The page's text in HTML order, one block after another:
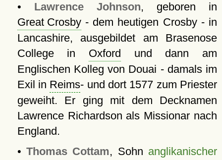
• Lawrence Johnson, geboren in
Great Crosby- dem heutigen Crosby - in
Lancashire, ausgebildet am Brasenose
College in Oxford und dann am
Englischen Kolleg von Douai - damals im
Exil in Reims- und dort 1577 zum Priester
geweiht. Er ging mit dem Decknamen
Lawrence Richardson als Missionar nach
England.
•Thomas Cottam, Sohn anglikanischer